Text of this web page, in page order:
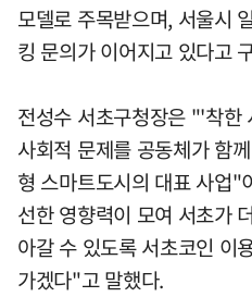
모델로 주목받으며, 서울시
킹 문의가 이어지고 있다고
전성수 서초구청장은 "'착한
사회적 문제를 공동체가 함
형 스마트도시의 대표 사업"
선한 영향력이 모여 서초가
아갈 수 있도록 서초코인 이
가겠다"고 말했다.